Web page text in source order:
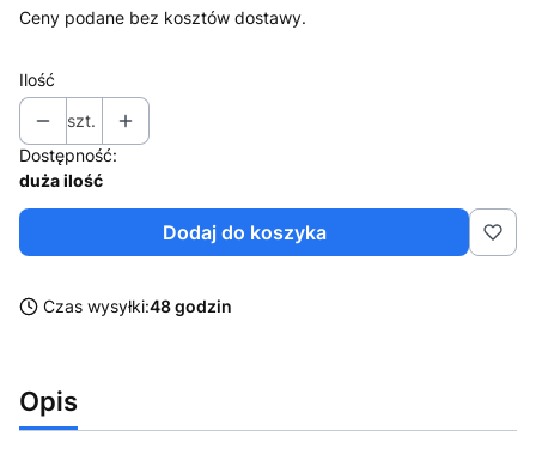
Ceny podane bez kosztów dostawy.
Ilość
szt.
Dostępność:
duża ilość
Dodaj do koszyka
Czas wysyłki:48 godzin
Opis